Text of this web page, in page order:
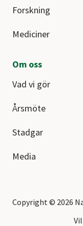
Forskning
Mediciner
Om oss
Vad vi gör
Årsmöte
Stadgar
Media
Copyright © 2026